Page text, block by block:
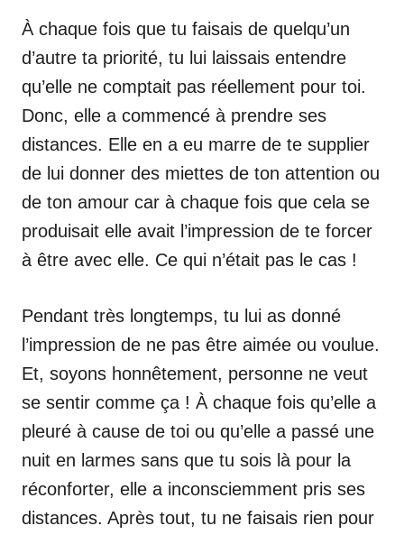
À chaque fois que tu faisais de quelqu’un
d’autre ta priorité, tu lui laissais entendre
qu’elle ne comptait pas réellement pour toi.
Donc, elle a commencé à prendre ses
distances. Elle en a eu marre de te supplier
de lui donner des miettes de ton attention ou
de ton amour car à chaque fois que cela se
produisait elle avait l’impression de te forcer
à être avec elle. Ce qui n’était pas le cas !
Pendant très longtemps, tu lui as donné
l’impression de ne pas être aimée ou voulue.
Et, soyons honnêtement, personne ne veut
se sentir comme ça ! À chaque fois qu’elle a
pleuré à cause de toi ou qu’elle a passé une
nuit en larmes sans que tu sois là pour la
réconforter, elle a inconsciemment pris ses
distances. Après tout, tu ne faisais rien pour